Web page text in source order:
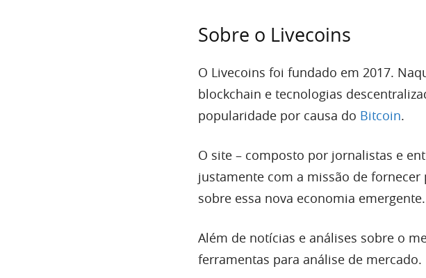
Sobre o Livecoins
O Livecoins foi fundado em 2017.
blockchain e tecnologias
popularidade por causa do Bitcoin.
O site – composto por jornalistas e
justamente com a missão de
sobre essa nova economia emergente.
Além de notícias e análises sobre o
ferramentas para análise de mercado.